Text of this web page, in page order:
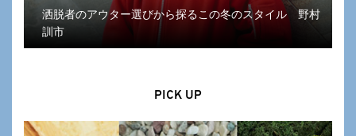
洒脱者のアウター選びから探るこの冬のスタイル 野村
訓市
PICK UP